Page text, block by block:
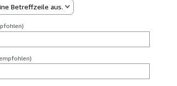
Betreffzeile aus.